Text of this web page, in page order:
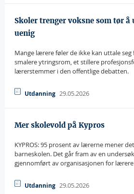
Skoler trenger voksne som tør å
uenig
Mange lærere føler de ikke kan uttale
smalere ytringsrom, et stillere
lærerstemmer i den offentlige debatten.
Utdanning 29.05.2026
Mer skolevold på Kypros
KYPROS: 95 prosent av lærerne mener
barneskolen. Det går fram av en
gjennomført av organisasjonen for lærere
Utdanning 29.05.2026